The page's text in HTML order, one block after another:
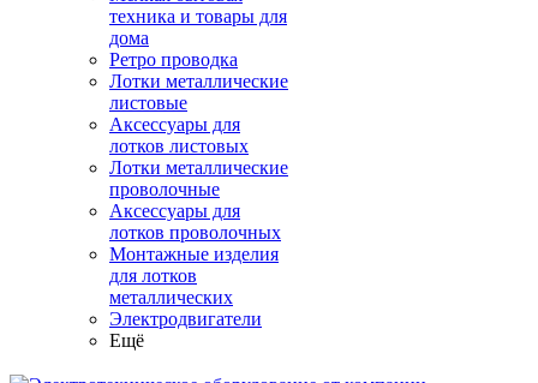
техника и товары для
дома
Ретро проводка
Лотки металлические
листовые
Аксессуары для
лотков листовых
Лотки металлические
проволочные
Аксессуары для
лотков проволочных
Монтажные изделия
для лотков
металлических
Электродвигатели
Ещё